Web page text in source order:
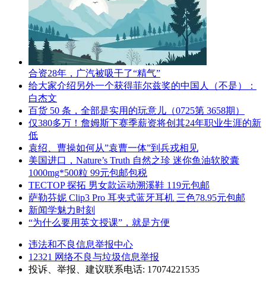
合资28年，广汽被吸干了“精气”
给大家介绍另外一个获得菲尔兹奖的中国人（不是）：
白杰文
百货 50 条，全部是实用的玩意儿（0725第 3658期）
仅380多万！詹姆斯下赛季薪资将创其24年职业生涯的新
低
袁绍、曹操如何从”袁曹一体”到兵戎相见
美国进口，Nature’s Truth 自然之珍 迷你鱼油软胶囊
1000mg*500粒 99元包邮包税
TECTOP 探拓 男女款运动溯溪鞋 119元包邮
萨勒芬妮 Clip3 Pro 耳夹式蓝牙耳机 三色78.95元包邮
新闻学魅力时刻
“为什么要用英文授课”，就是方便
违法和不良信息举报中心
12321 网络不良与垃圾信息举报
投诉、举报、建议联系电话: 17074221535